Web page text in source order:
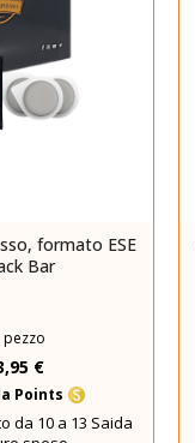
formato ESE
Bar
pezzo
€
Points
da 10 a 13 Saida